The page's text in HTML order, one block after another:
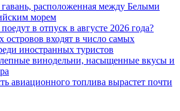
расположенная между Белыми
морем
в отпуск в августе 2026 года?
островов входят в число самых
иностранных туристов
винодельни, насыщенные вкусы и
авиационного топлива вырастет почти